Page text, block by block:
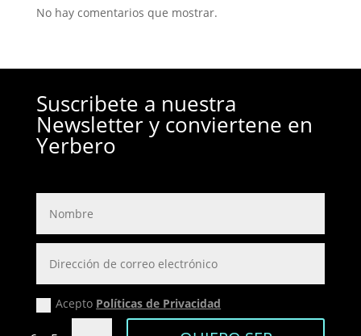
No hay comentarios que mostrar.
Suscribete a nuestra
Newsletter y conviertene en
Yerbero
Acepto Políticas de Privacidad